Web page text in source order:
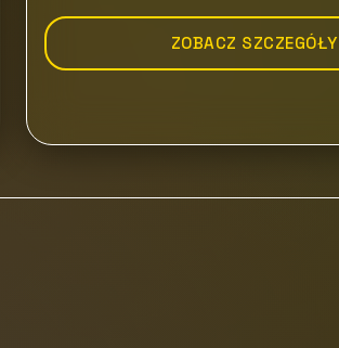
ZOBACZ SZCZEGÓŁY